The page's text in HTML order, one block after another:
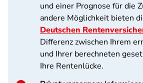
und einer Prognose für die
andere Möglichkeit bieten
Deutschen
Differenz zwischen Ihrem
und Ihrer berechneten
Ihre Rentenlücke.